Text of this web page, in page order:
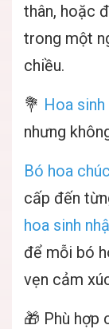
thân, hoặc
trong một
chiều.
💐 Hoa
nhưng
Bó hoa
cấp đến
hoa sinh
để mỗi bó
vẹn cảm
🎁 Phù hợp